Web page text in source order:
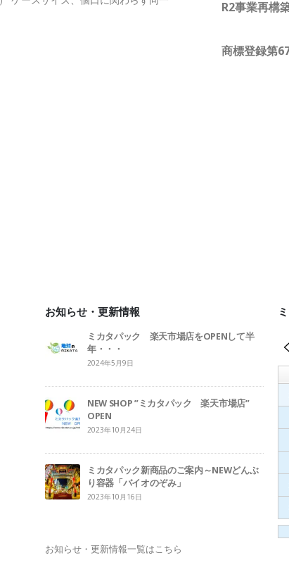
R2事業再構
商標登録第
お知らせ・更新情報
ミカタパック 楽天市場店をOPENして半
年・・・
2024年5月9日
NEW SHOP ”ミカタパック 楽天市場店”
OPEN
2023年10月24日
ミカタパック新商品のご案内～NEWどんぶ
り容器「バイオのぞみ」
2023年10月16日
お知らせ・更新情報一覧はこちら